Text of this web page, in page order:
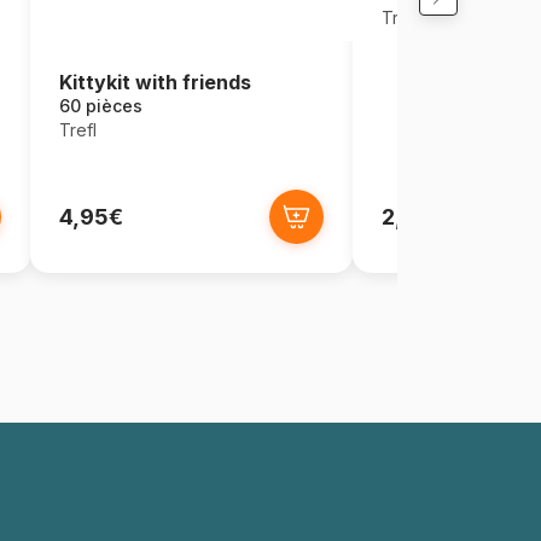
Kittykit with friends
60 pièces
Trefl
4,95€
Trefl
2,95€